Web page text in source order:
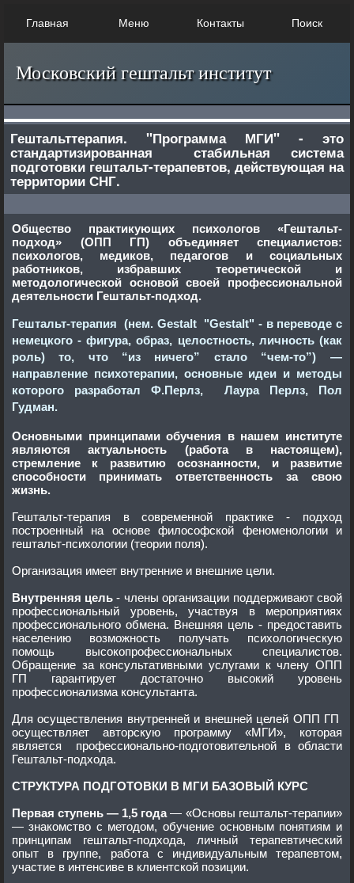
Главная Меню Контакты Поиск
Московский гештальт институт
Гештальттерапия. "Программа МГИ" - это
стандартизированная стабильная система
подготовки гештальт-терапевтов, действующая на
территории СНГ.
Общество практикующих психологов «Гештальт-
подход» (ОПП ГП) объединяет специалистов:
психологов, медиков, педагогов и социальных
работников, избравших теоретической и
методологической основой своей профессиональной
деятельности Гештальт-подход.
Гештальт-терапия (нем. Gestalt "Gestalt" - в переводе с
немецкого - фигура, образ, целостность, личность (как
роль) то, что “из ничего” стало “чем-то”) —
направление психотерапии, основные идеи и методы
которого разработал Ф.Перлз, Лаура Перлз, Пол
Гудман.
Основными принципами обучения в нашем институте
являются актуальность (работа в настоящем),
стремление к развитию осознанности, и развитие
способности принимать ответственность за свою
жизнь.
Гештальт-терапия в современной практике - подход
построенный на основе философской феноменологии и
гештальт-психологии (теории поля).
Организация имеет внутренние и внешние цели.
Внутренняя цель - члены организации поддерживают свой
профессиональный уровень, участвуя в мероприятиях
профессионального обмена. Внешняя цель - предоставить
населению возможность получать психологическую
помощь высокопрофессиональных специалистов.
Обращение за консультативными услугами к члену ОПП
ГП гарантирует достаточно высокий уровень
профессионализма консультанта.
Для осуществления внутренней и внешней целей ОПП ГП
осуществляет авторскую программу «МГИ», которая
является профессионально-подготовительной в области
Гештальт-подхода.
СТРУКТУРА ПОДГОТОВКИ В МГИ БАЗОВЫЙ КУРС
Первая ступень — 1,5 года— «Основы гештальт-терапии»
— знакомство с методом, обучение основным понятиям и
принципам гештальт-подхода, личный терапевтический
опыт в группе, работа с индивидуальным терапевтом,
участие в интенсиве в клиентской позиции.